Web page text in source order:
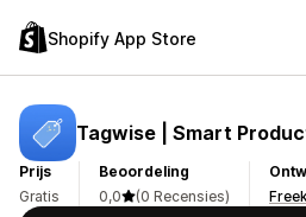
Shopify App Store
Tagwise | Smart
Prijs
Gratis
Beoordeling
0,0
(0 Recensies)